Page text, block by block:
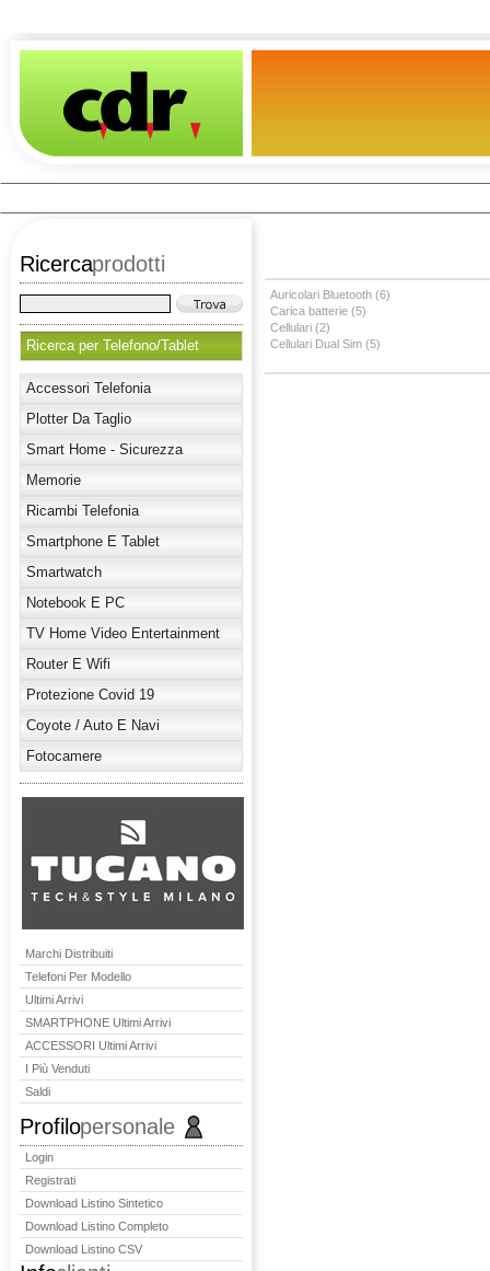
Ricercaprodotti
Ricerca per Telefono/Tablet
Accessori Telefonia
Plotter Da Taglio
Smart Home - Sicurezza
Memorie
Ricambi Telefonia
Smartphone E Tablet
Smartwatch
Notebook E PC
TV Home Video Entertainment
Router E Wifi
Protezione Covid 19
Coyote / Auto E Navi
Fotocamere
Marchi Distribuiti
Telefoni Per Modello
Ultimi Arrivi
SMARTPHONE Ultimi Arrivi
ACCESSORI Ultimi Arrivi
I Più Venduti
Saldi
Profilopersonale
Login
Registrati
Download Listino Sintetico
Download Listino Completo
Download Listino CSV
Auricolari Bluetooth (6)
Carica batterie (5)
Cellulari (2)
Cellulari Dual Sim (5)